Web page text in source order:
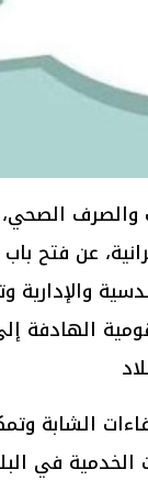
الصحي،
عن فتح
الهادفة إلى
الشابة
في